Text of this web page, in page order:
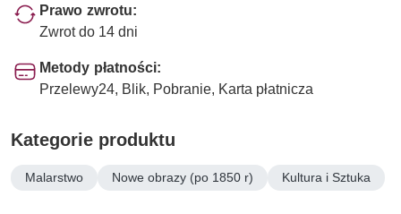
Prawo zwrotu:
Zwrot do 14 dni
Metody płatności:
Przelewy24, Blik, Pobranie, Karta płatnicza
Kategorie produktu
Malarstwo Nowe obrazy (po 1850 r) Kultura i Sztuka